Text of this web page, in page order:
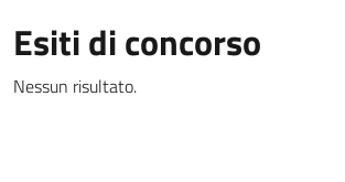
Esiti di concorso
Nessun risultato.